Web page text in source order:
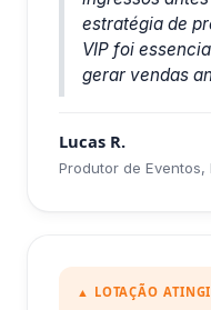
estratégia de
VIP foi
gerar vendas
Lucas R.
Produtor de Eventos,
▲ LOTAÇÃO